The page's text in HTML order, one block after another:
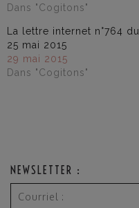
Dans "Cogitons"
La lettre internet n°764 du
25 mai 2015
29 mai 2015
Dans "Cogitons"
NEWSLETTER :